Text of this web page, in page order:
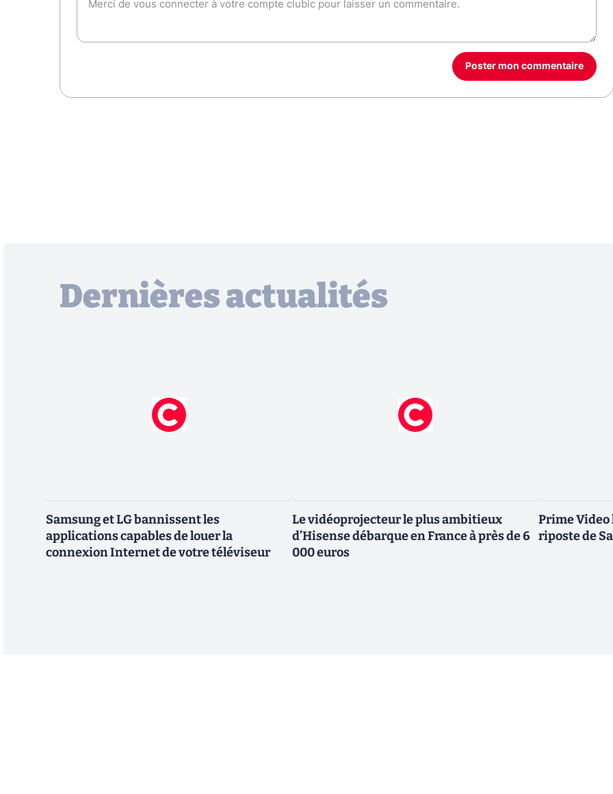
Poster mon commentaire
Dernières actualités
Samsung et LG bannissent les
applications capables de louer la
connexion Internet de votre téléviseur
Le vidéoprojecteur le plus ambitieux
d’Hisense débarque en France à près de 6
000 euros
Prime Video
riposte de